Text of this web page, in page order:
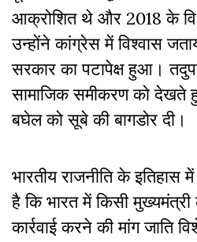
आक्रोशित थे और 2018 के
उन्होंने कांग्रेस में विश्वास
सरकार का पटापेक्ष हुआ।
सामाजिक समीकरण को देखते
बघेल को सूबे की बागडोर दी।
भारतीय राजनीति के
है कि भारत में किसी
कार्रवाई करने की मांग जाति